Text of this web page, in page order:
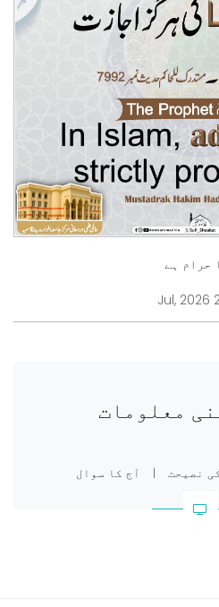
حرام ہے
معلومات
نصیحت | آج کا سوال